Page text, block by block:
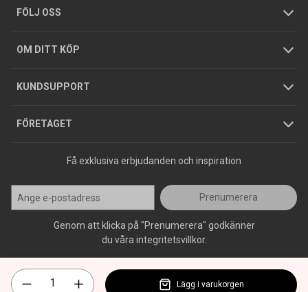
FÖLJ OSS
OM DITT KÖP
Integritetspolicy
GDPR
KUNDSUPPORT
Foldrar och kataloger
Köpguider
Varumärken
FÖRETAGET
Tjänster
Hållbarhet
Jobba hos oss
Press
Få exklusiva erbjudanden och inspiration
Prenumerera
Genom att klicka på "Prenumerera" godkänner
du våra integritetsvillkor.
Lägg i varukorgen